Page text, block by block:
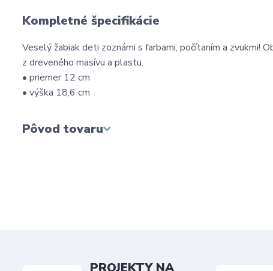
Kompletné špecifikácie
Veselý žabiak deti zoznámi s farbami, počítaním a zvukmi!
z dreveného masívu a plastu.
• priemer 12 cm
• výška 18,6 cm
Pôvod tovaru
PROJEKTY NA